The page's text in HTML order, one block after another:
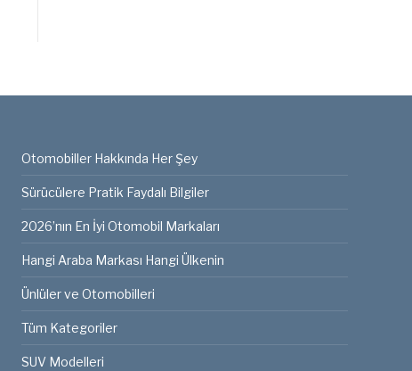
Otomobiller Hakkında Her Şey
Sürücülere Pratik Faydalı Bilgiler
2026’nın En İyi Otomobil Markaları
Hangi Araba Markası Hangi Ülkenin
Ünlüler ve Otomobilleri
Tüm Kategoriler
SUV Modelleri